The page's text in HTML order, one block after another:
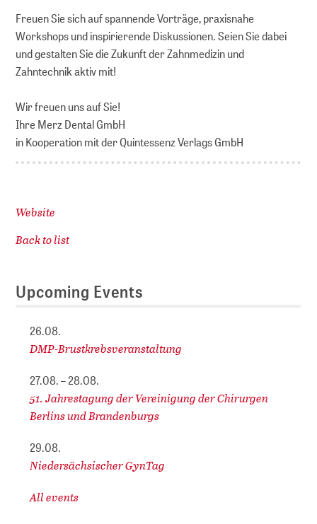
Freuen Sie sich auf spannende Vorträge, praxisnahe
Workshops und inspirierende Diskussionen. Seien Sie dabei
und gestalten Sie die Zukunft der Zahnmedizin und
Zahntechnik aktiv mit!
Wir freuen uns auf Sie!
Ihre Merz Dental GmbH
in Kooperation mit der Quintessenz Verlags GmbH
Website
Back to list
Upcoming Events
26.08.
DMP-Brustkrebsveranstaltung
27.08. – 28.08.
51. Jahrestagung der Vereinigung der Chirurgen
Berlins und Brandenburgs
29.08.
Niedersächsischer GynTag
All events